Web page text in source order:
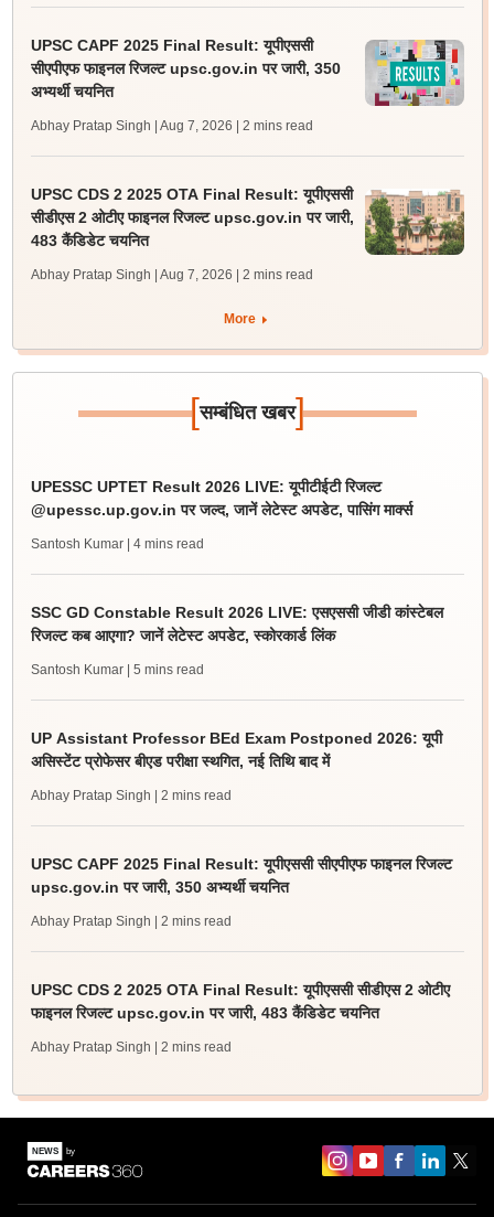
UPSC CAPF 2025 Final Result: यूपीएससी
सीएपीएफ फाइनल रिजल्ट upsc.gov.in पर जारी, 350
अभ्यर्थी चयनित
Abhay Pratap Singh | Aug 7, 2026 | 2 mins read
UPSC CDS 2 2025 OTA Final Result: यूपीएससी
सीडीएस 2 ओटीए फाइनल रिजल्ट upsc.gov.in पर जारी,
483 कैंडिडेट चयनित
Abhay Pratap Singh | Aug 7, 2026 | 2 mins read
More
[सम्बंधित खबर]
UPESSC UPTET Result 2026 LIVE: यूपीटीईटी रिजल्ट
@upessc.up.gov.in पर जल्द, जानें लेटेस्ट अपडेट, पासिंग मार्क्स
Santosh Kumar | 4 mins read
SSC GD Constable Result 2026 LIVE: एसएससी जीडी कांस्टेबल
रिजल्ट कब आएगा? जानें लेटेस्ट अपडेट, स्कोरकार्ड लिंक
Santosh Kumar | 5 mins read
UP Assistant Professor BEd Exam Postponed 2026: यूपी
असिस्टेंट प्रोफेसर बीएड परीक्षा स्थगित, नई तिथि बाद में
Abhay Pratap Singh | 2 mins read
UPSC CAPF 2025 Final Result: यूपीएससी सीएपीएफ फाइनल रिजल्ट
upsc.gov.in पर जारी, 350 अभ्यर्थी चयनित
Abhay Pratap Singh | 2 mins read
UPSC CDS 2 2025 OTA Final Result: यूपीएससी सीडीएस 2 ओटीए
फाइनल रिजल्ट upsc.gov.in पर जारी, 483 कैंडिडेट चयनित
Abhay Pratap Singh | 2 mins read